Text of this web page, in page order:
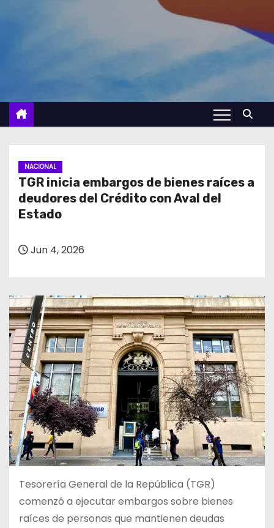
NACIONAL
TGR inicia embargos de bienes raíces a
deudores del Crédito con Aval del
Estado
Jun 4, 2026
Tesorería General de la República (TGR)
comenzó a ejecutar embargos sobre bienes
raíces de personas que mantienen deudas